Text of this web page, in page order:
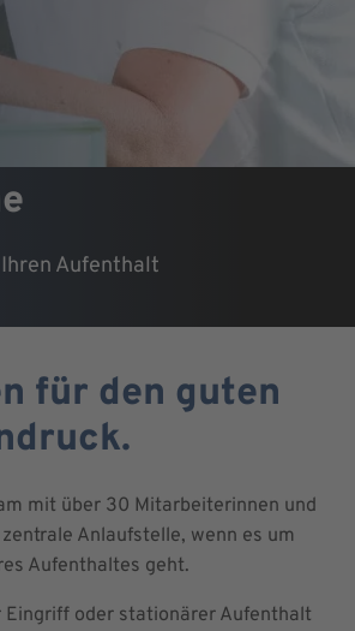
Aufenthalt
für den guten
mit über 30 Mitarbeiterinnen und
Anlaufstelle, wenn es um
Aufenthaltes geht.
Eingriff oder stationärer Aufenthalt